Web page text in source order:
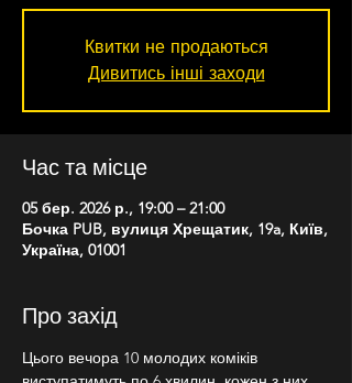
Квитки не продаються
Дивитись інші заходи
Час та місце
05 бер. 2026 р., 19:00 – 21:00
Бочка PUB, вулиця Хрещатик, 19a, Київ,
Україна, 01001
Про захід
Цього вечора 10 молодих коміків